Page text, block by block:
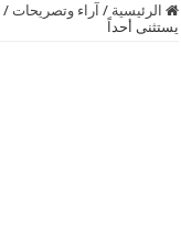
الرئيسية / آراء وتصريحات /
يستثنى أحداً